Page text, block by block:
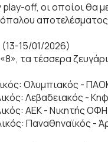
off, οι οποίοι θα
αποτελέσματος
(13-15/01/2026)
τα τέσσερα
Ολυμπιακός -
Λεβαδειακός -
ΑΕΚ - Νικητής
Παναθηναϊκός -